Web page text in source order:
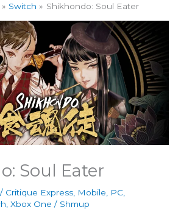
Switch Shikhondo: Soul Eater
Soul Eater
/ Critique Express Mobile PC
Xbox One / Shmup